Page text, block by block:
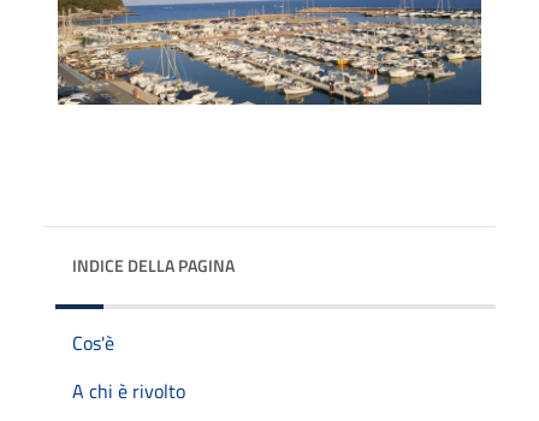
INDICE DELLA PAGINA
Cos'è
A chi è rivolto